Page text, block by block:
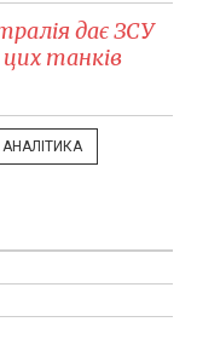
дає ЗСУ
танків